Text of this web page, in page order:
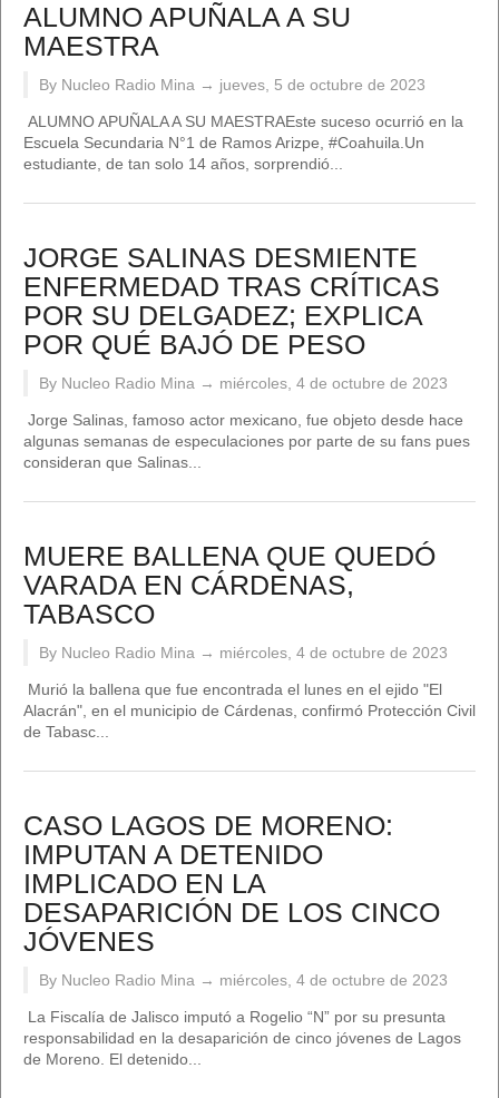
ALUMNO APUÑALA A SU
MAESTRA
By Nucleo Radio Mina → jueves, 5 de octubre de 2023
ALUMNO APUÑALA A SU MAESTRAEste suceso ocurrió en la
Escuela Secundaria N°1 de Ramos Arizpe, #Coahuila.Un
estudiante, de tan solo 14 años, sorprendió...
JORGE SALINAS DESMIENTE
ENFERMEDAD TRAS CRÍTICAS
POR SU DELGADEZ; EXPLICA
POR QUÉ BAJÓ DE PESO
By Nucleo Radio Mina → miércoles, 4 de octubre de 2023
Jorge Salinas, famoso actor mexicano, fue objeto desde hace
algunas semanas de especulaciones por parte de su fans pues
consideran que Salinas...
MUERE BALLENA QUE QUEDÓ
VARADA EN CÁRDENAS,
TABASCO
By Nucleo Radio Mina → miércoles, 4 de octubre de 2023
Murió la ballena que fue encontrada el lunes en el ejido "El
Alacrán", en el municipio de Cárdenas, confirmó Protección Civil
de Tabasc...
CASO LAGOS DE MORENO:
IMPUTAN A DETENIDO
IMPLICADO EN LA
DESAPARICIÓN DE LOS CINCO
JÓVENES
By Nucleo Radio Mina → miércoles, 4 de octubre de 2023
La Fiscalía de Jalisco imputó a Rogelio “N” por su presunta
responsabilidad en la desaparición de cinco jóvenes de Lagos
de Moreno. El detenido...